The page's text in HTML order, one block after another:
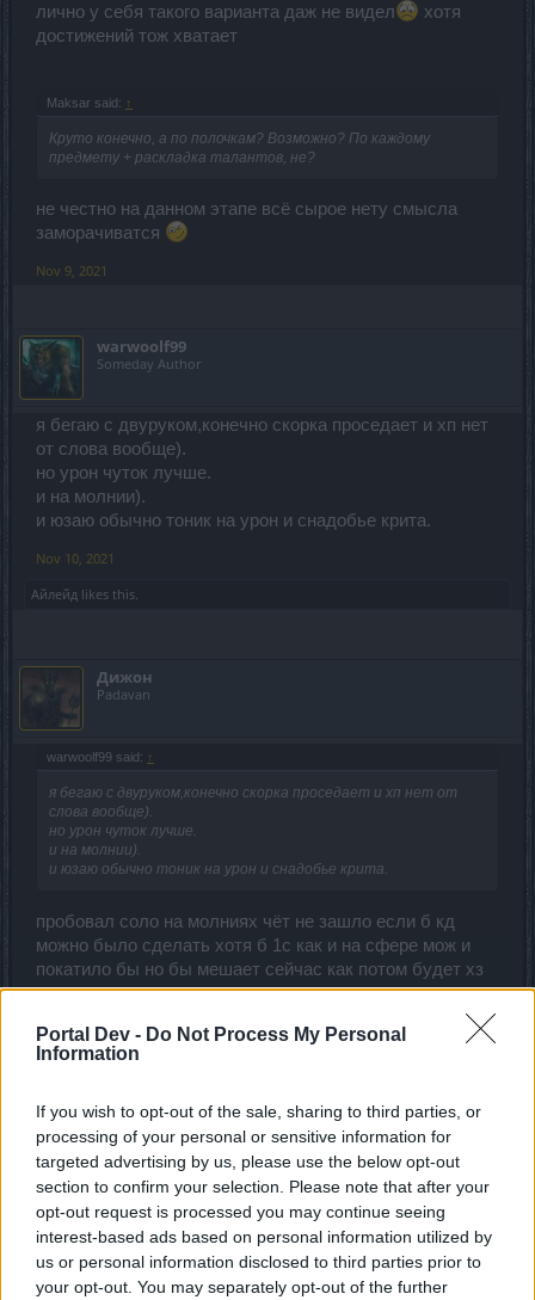
Portal Dev - Do Not Process My Personal
Information
If you wish to opt-out of the sale, sharing to third parties, or
processing of your personal or sensitive information for
targeted advertising by us, please use the below opt-out
section to confirm your selection. Please note that after your
opt-out request is processed you may continue seeing
interest-based ads based on personal information utilized by
us or personal information disclosed to third parties prior to
your opt-out. You may separately opt-out of the further
лично у себя такого варианта даж не видел
хотя
достижений тож хватает
Maksar said: ↑
Круто конечно, а по полочкам? Возможно? По каждому
предмету + раскладка талантов, не?
не честно на данном этапе всё сырое нету смысла
заморачиватся
Nov 9, 2021
warwoolf99
Someday Author
я бегаю с двуруком,конечно скорка проседает и хп нет
от слова вообще).
но урон чуток лучше.
и на молнии).
и юзаю обычно тоник на урон и снадобье крита.
Nov 10, 2021
Айлейд likes this.
Дижон
Padavan
warwoolf99 said: ↑
я бегаю с двуруком,конечно скорка проседает и хп нет от
слова вообще).
но урон чуток лучше.
и на молнии).
и юзаю обычно тоник на урон и снадобье крита.
пробовал соло на молниях чёт не зашло если б кд
можно было сделать хотя б 1с как и на сфере мож и
покатило бы но бы мешает сейчас как потом будет хз
warwoolf99likes this.
warwoolf99
Someday Author
Дижон said:
пробовал соло на молниях чёт не зашло если б кд можно было
сделать хотя б 1с как и на сфере мож и покатило бы но бы
мешает сейчас как потом будет хз